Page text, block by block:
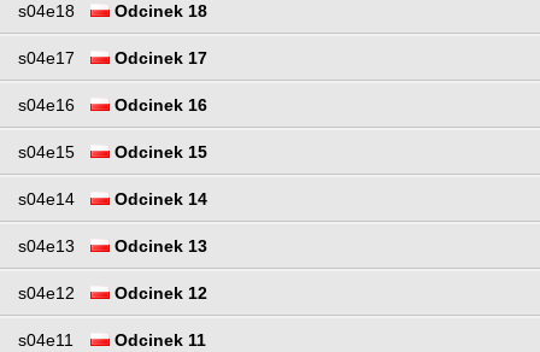
s04e18 Odcinek 18
s04e17 Odcinek 17
s04e16 Odcinek 16
s04e15 Odcinek 15
s04e14 Odcinek 14
s04e13 Odcinek 13
s04e12 Odcinek 12
s04e11 Odcinek 11